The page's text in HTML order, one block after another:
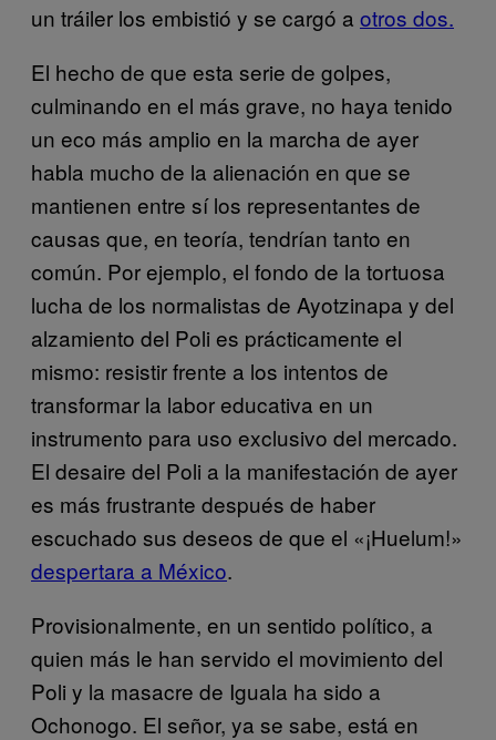
un tráiler los embistió y se cargó a otros dos.
El hecho de que esta serie de golpes,
culminando en el más grave, no haya tenido
un eco más amplio en la marcha de ayer
habla mucho de la alienación en que se
mantienen entre sí los representantes de
causas que, en teoría, tendrían tanto en
común. Por ejemplo, el fondo de la tortuosa
lucha de los normalistas de Ayotzinapa y del
alzamiento del Poli es prácticamente el
mismo: resistir frente a los intentos de
transformar la labor educativa en un
instrumento para uso exclusivo del mercado.
El desaire del Poli a la manifestación de ayer
es más frustrante después de haber
escuchado sus deseos de que el «¡Huelum!»
despertara a México.
Provisionalmente, en un sentido político, a
quien más le han servido el movimiento del
Poli y la masacre de Iguala ha sido a
Ochonogo. El señor, ya se sabe, está en